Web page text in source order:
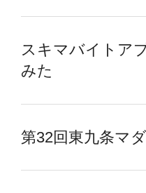
スキマバイトア
みた
第32回東九条マ